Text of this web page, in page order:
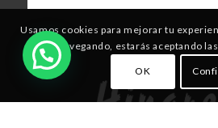
Usamos cookies para mejorar tu
navegando, estarás aceptando
OK